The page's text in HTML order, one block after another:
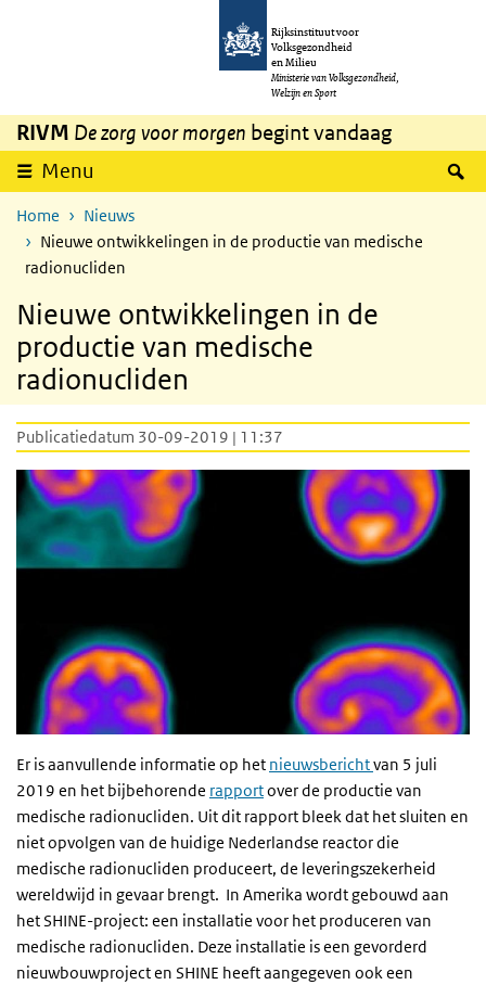
Overslaan en naar de inhoud gaan
Rijksinstituut voor
Volksgezondheid
en Milieu
Ministerie van Volksgezondheid,
Welzijn en Sport
RIVM De zorg voor morgen begint vandaag
Menu
Home
Nieuws
Nieuwe ontwikkelingen in de productie van medische
radionucliden
Nieuwe ontwikkelingen in de
productie van medische
radionucliden
Publicatiedatum 30-09-2019 | 11:37
Er is aanvullende informatie op het nieuwsberichtvan 5 juli
2019 en het bijbehorende rapportover de productie van
medische radionucliden. Uit dit rapport bleek dat het sluiten en
niet opvolgen van de huidige Nederlandse reactor die
medische radionucliden produceert, de leveringszekerheid
wereldwijd in gevaar brengt. In Amerika wordt gebouwd aan
het SHINE-project: een installatie voor het produceren van
medische radionucliden. Deze installatie is een gevorderd
nieuwbouwproject en SHINE heeft aangegeven ook een